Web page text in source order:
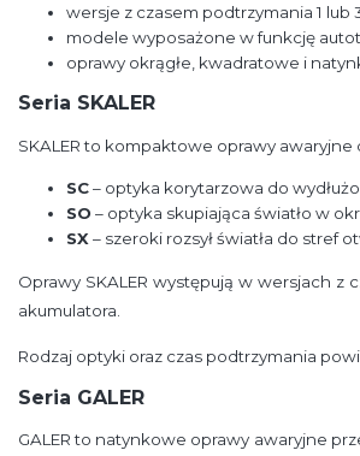
wersje z czasem podtrzymania 1 lub
modele wyposażone w funkcję
oprawy okrągłe, kwadratowe i
Seria SKALER
SKALER to kompaktowe oprawy
SC– optyka korytarzowa do
SO – optyka skupiająca światło w
SX – szeroki rozsył światła do stref
Oprawy SKALER występują w wersjach z
akumulatora.
Rodzaj optyki oraz czas podtrzymania
Seria GALER
GALER to natynkowe oprawy awaryjne